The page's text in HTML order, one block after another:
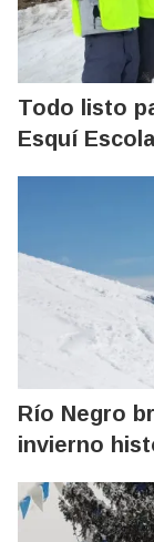
Todo listo
Esquí
Río Negro
invierno